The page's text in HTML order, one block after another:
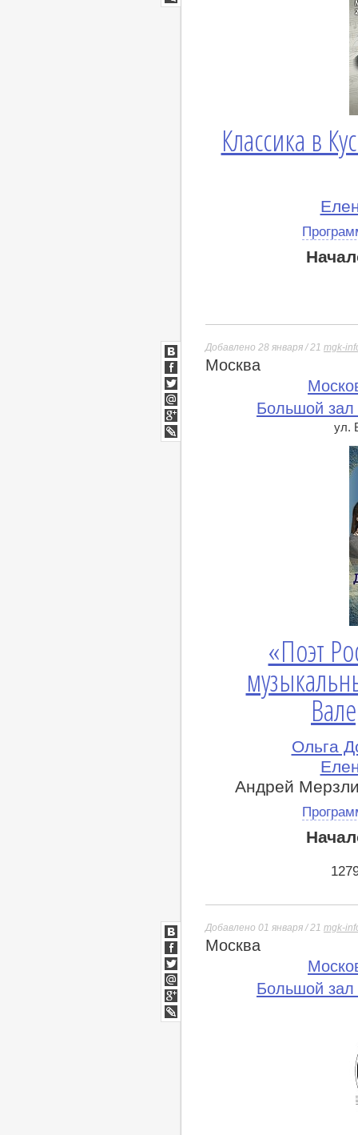
Классика в
lj
Добавлено 28 января / 21 mgk-
Москва
Большой зал
ул.
«Поэт
Ольга
Андрей
ВКонтакте
Facebook
Twitter
Мой
Мир
Google+
lj
Добавлено 01 января / 21 mgk-
Москва
Большой зал
ВКонтакте
Facebook
Twitter
Мой
Мир
Google+
lj